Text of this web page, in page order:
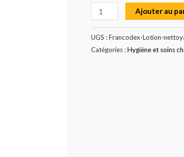
Ajouter au
UGS :Francodex-Lotion-
Catégories :Hygiène et soins